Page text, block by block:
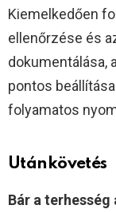
Kiemelkedően
ellenőrzése és
dokumentálása,
pontos
folyamatos
Utánkövetés
Bár a